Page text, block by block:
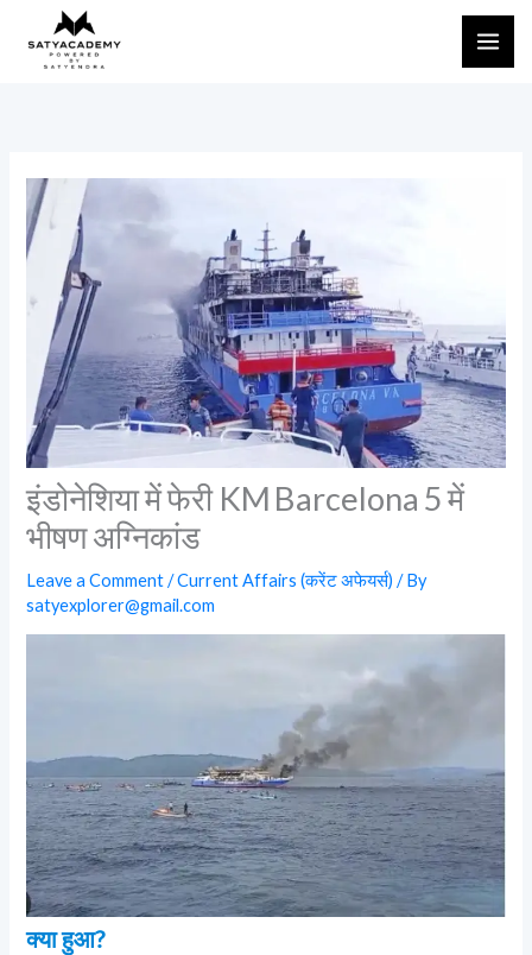
इंडोनेशिया में फेरी KM Barcelona 5 में
भीषण अग्निकांड
Leave a Comment /Current Affairs (करेंट अफेयर्स) / By
satyexplorer@gmail.com
क्या हुआ?